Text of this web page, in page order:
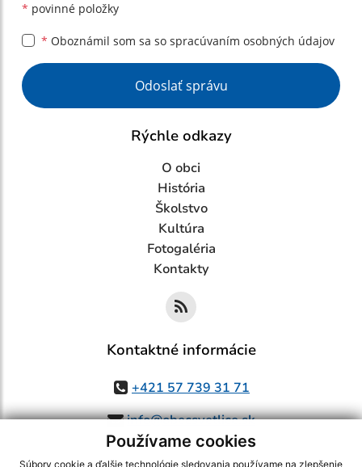
Používame cookies
Súbory cookie a ďalšie technológie sledovania používame na zlepšenie
* povinné položky
* Oboznámil som sa so spracúvaním osobných údajov
Google reCaptcha Response
Odoslať správu
Rýchle odkazy
O obci
História
Školstvo
Kultúra
Fotogaléria
Kontakty
Kontaktné informácie
+421 57 739 31 71
info@obecsvetlice.sk